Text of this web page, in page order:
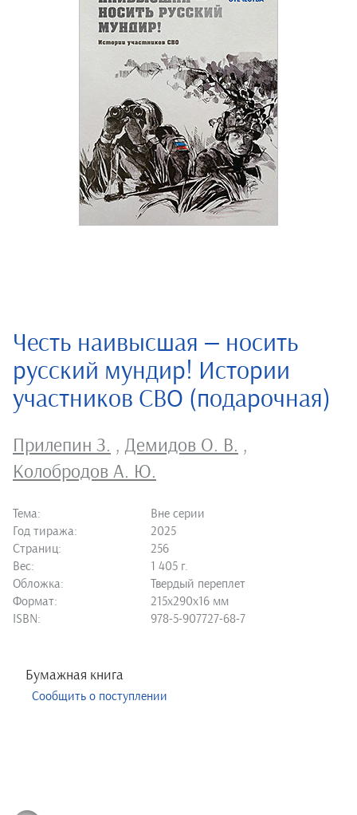
Честь наивысшая — носить
русский мундир! Истории
участников СВО (подарочная)
Прилепин З. , Демидов О. В. ,
Колобродов А. Ю.
Тема:
Вне серии
Год тиража:
2025
Страниц:
256
Вес:
1 405 г.
Обложка:
Твердый переплет
Формат:
215х290х16 мм
ISBN:
978-5-907727-68-7
Бумажная книга
Сообщить о поступлении